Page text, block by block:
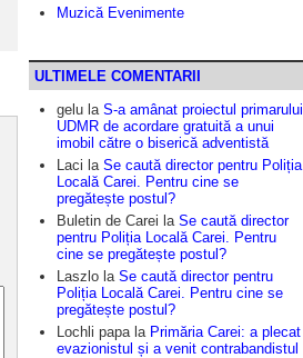
Muzică Evenimente
ULTIMELE COMENTARII
gelu la S-a amânat proiectul primarului
UDMR de acordare gratuită a unui
imobil către o biserică adventistă
Laci la Se caută director pentru Poliția
Locală Carei. Pentru cine se
pregătește postul?
Buletin de Carei la Se caută director
pentru Poliția Locală Carei. Pentru
cine se pregătește postul?
Laszlo la Se caută director pentru
Poliția Locală Carei. Pentru cine se
pregătește postul?
Lochli papala Primăria Carei: a plecat
evazionistul și a venit contrabandistul